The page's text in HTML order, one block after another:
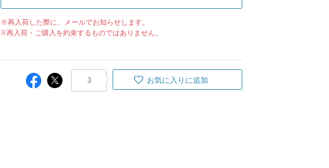
※再入荷した際に、メールでお知らせします。
※再入荷・ご購入を約束するものではありません。
3 お気に入りに追加